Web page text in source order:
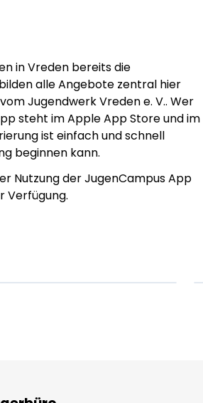
in Vreden bereits die
alle Angebote zentral hier
Jugendwerk Vreden e. V.. Wer
steht im Apple App Store und im
ist einfach und schnell
beginnen kann.
Nutzung der JugenCampus App
Verfügung.
Lorem ipsum Lorem